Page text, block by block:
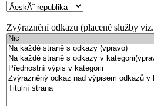
Zvýraznění odkazu (placené služby viz.